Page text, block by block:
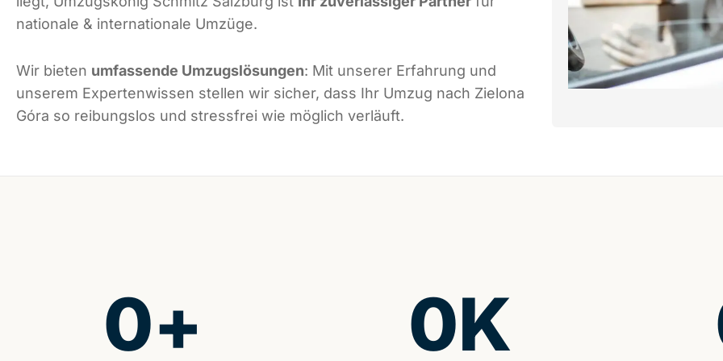
nationale & internationale Umzüge.
Wir bieten umfassende Umzugslösungen: Mit unserer Erfahrung und
unserem Expertenwissen stellen wir sicher, dass Ihr Umzug nach Zielona
Góra so reibungslos und stressfrei wie möglich verläuft.
0+ 0K